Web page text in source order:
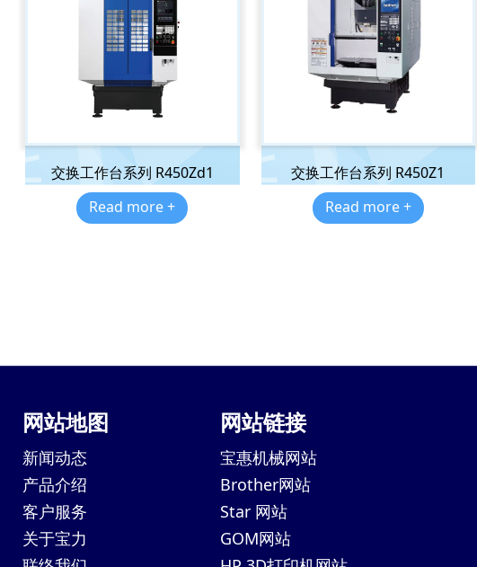
交换工作台系列 R450Zd1
Read more +
交换工作台系列 R450Z1
Read more +
网站地图
新闻动态
产品介绍
客户服务
关于宝力
网站链接
宝惠机械网站
Brother网站
Star 网站
GOM网站